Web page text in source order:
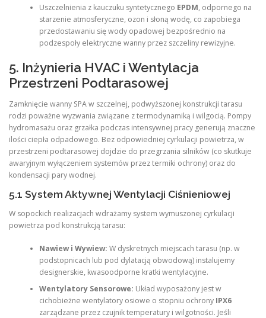
Uszczelnienia z kauczuku syntetycznego EPDM, odpornego na
starzenie atmosferyczne, ozon i słoną wodę, co zapobiega
przedostawaniu się wody opadowej bezpośrednio na
podzespoły elektryczne wanny przez szczeliny rewizyjne.
5. Inżynieria HVAC i Wentylacja
Przestrzeni Podtarasowej
Zamknięcie wanny SPA w szczelnej, podwyższonej konstrukcji tarasu
rodzi poważne wyzwania związane z termodynamiką i wilgocią. Pompy
hydromasażu oraz grzałka podczas intensywnej pracy generują znaczne
ilości ciepła odpadowego. Bez odpowiedniej cyrkulacji powietrza, w
przestrzeni podtarasowej dojdzie do przegrzania silników (co skutkuje
awaryjnym wyłączeniem systemów przez termiki ochrony) oraz do
kondensacji pary wodnej.
5.1 System Aktywnej Wentylacji Ciśnieniowej
W sopockich realizacjach wdrażamy system wymuszonej cyrkulacji
powietrza pod konstrukcją tarasu:
Nawiew i Wywiew: W dyskretnych miejscach tarasu (np. w
podstopnicach lub pod dylatacją obwodową) instalujemy
designerskie, kwasoodporne kratki wentylacyjne.
Wentylatory Sensorowe: Układ wyposażony jest w
cichobieżne wentylatory osiowe o stopniu ochrony IPX6
zarządzane przez czujnik temperatury i wilgotności. Jeśli